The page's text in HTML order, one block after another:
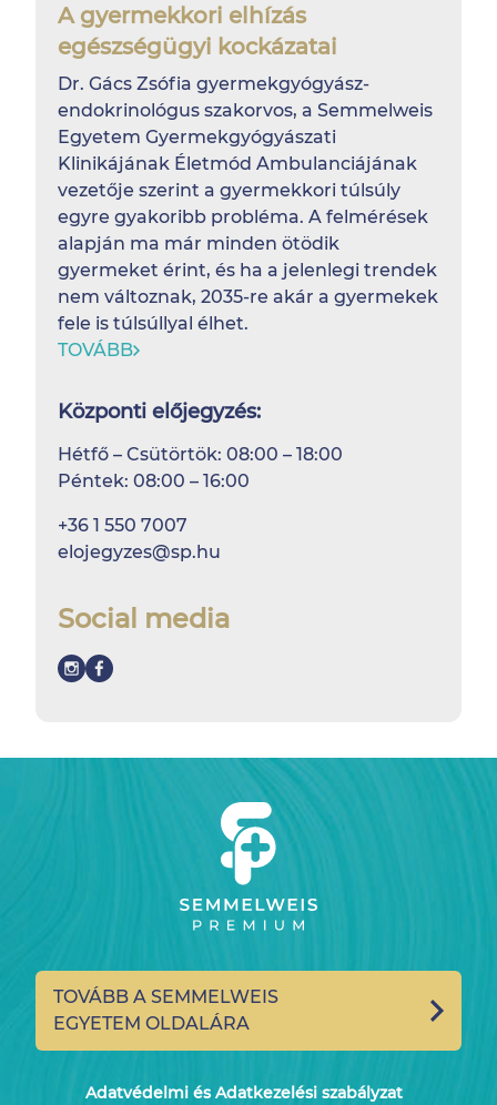
A gyermekkori elhízás
egészségügyi kockázatai
Dr. Gács Zsófia gyermekgyógyász-
endokrinológus szakorvos, a Semmelweis
Egyetem Gyermekgyógyászati
Klinikájának Életmód Ambulanciájának
vezetője szerint a gyermekkori túlsúly
egyre gyakoribb probléma. A felmérések
alapján ma már minden ötödik
gyermeket érint, és ha a jelenlegi trendek
nem változnak, 2035-re akár a gyermekek
fele is túlsúllyal élhet.
TOVÁBB
Központi előjegyzés:
Hétfő – Csütörtök: 08:00 – 18:00
Péntek: 08:00 – 16:00
+36 1 550 7007
elojegyzes@sp.hu
Social media
TOVÁBB A SEMMELWEIS
EGYETEM OLDALÁRA
Adatvédelmi és Adatkezelési szabályzat